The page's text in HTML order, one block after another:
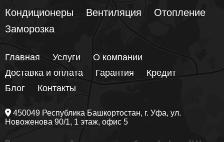
Кондиционеры Вентиляция
Отопление
Заморозка
Главная Услуги
О компании
Доставка и оплата
Гарантия
Кредит
Блог
Контакты
450049 Республика Башкортостан, г. Уфа, ул.
Новоженова 90/1, 1 этаж, офис 5